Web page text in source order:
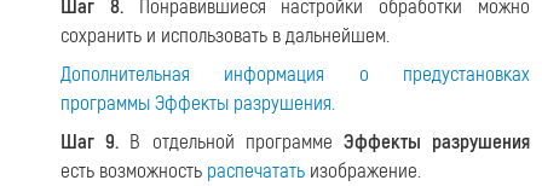
Шаг 8.Понравившиеся настройки обработки можно
сохранить и использовать в дальнейшем.
Дополнительная информация о предустановках
программы Эффекты разрушения.
Шаг 9. В отдельной программе Эффекты разрушения
есть возможность распечатать изображение.